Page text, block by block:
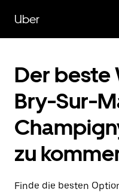
zum
Hauptinhalt
Uber
Der beste
Bry-Sur-
zu
Finde die besten